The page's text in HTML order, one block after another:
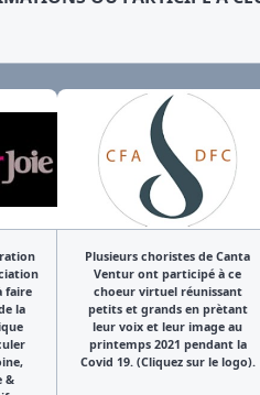
faire
la
&
Plusieurs choristes de Canta
Ventur ont participé à ce
choeur virtuel réunissant
petits et grands en prètant
leur voix et leur image au
printemps 2021 pendant la
Covid 19. (Cliquez sur le logo).